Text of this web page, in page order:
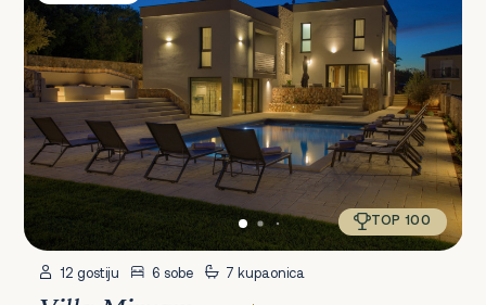
TOP 100
12 gostiju 6 sobe 7 kupaonica